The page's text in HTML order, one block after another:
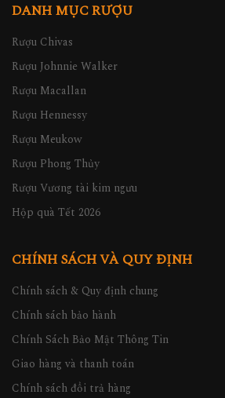
DANH MỤC RƯỢU
Rượu Chivas
Rượu Johnnie Walker
Rượu Macallan
Rượu Hennessy
Rượu Meukow
Rượu Phong Thủy
Rượu Vương tài kim ngưu
Hộp quà Tết 2026
CHÍNH SÁCH VÀ QUY ĐỊNH
Chính sách & Quy định chung
Chính sách bảo hành
Chính Sách Bảo Mật Thông Tin
Giao hàng và thanh toán
Chính sách đổi trả hàng